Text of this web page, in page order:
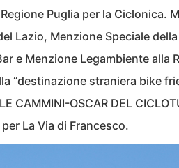
Puglia per la Ciclonica.
Lazio, Menzione Speciale
e Menzione Legambiente alla
“destinazione straniera bike
CAMMINI-OSCAR DEL
La Via di Francesco.